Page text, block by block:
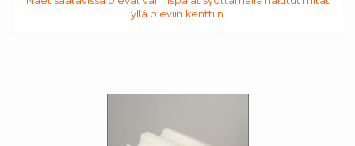
yllä oleviin kenttiin.